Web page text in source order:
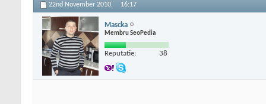
22nd November 2010, 16:17
Mascka
Membru SeoPedia
Reputatie: 38